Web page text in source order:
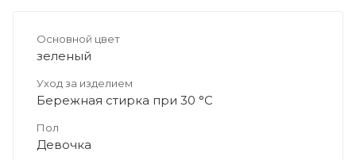
Основной цвет
зеленый
Уход за изделием
Бережная стирка при 30 °C
Пол
Девочка